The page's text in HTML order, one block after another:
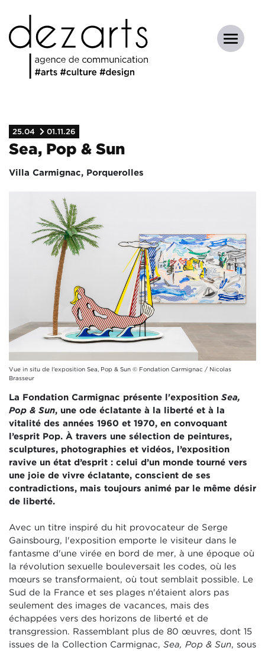
25.04 01.11.26
Sea, Pop & Sun
Villa Carmignac, Porquerolles
Vue in situ de l'exposition Sea, Pop & Sun © Fondation Carmignac / Nicolas
Brasseur
La Fondation Carmignac présente l'exposition Sea,
Pop & Sun, une ode éclatante à la liberté et à la
vitalité des années 1960 et 1970, en convoquant
l’esprit Pop. À travers une sélection de peintures,
sculptures, photographies et vidéos, l’exposition
ravive un état d’esprit : celui d’un monde tourné vers
une joie de vivre éclatante, conscient de ses
contradictions, mais toujours animé par le même désir
de liberté.
Avec un titre inspiré du hit provocateur de Serge
Gainsbourg, l'exposition emporte le visiteur dans le
fantasme d'une virée en bord de mer, à une époque où
la révolution sexuelle bouleversait les codes, où les
mœurs se transformaient, où tout semblait possible. Le
Sud de la France et ses plages n'étaient alors pas
seulement des images de vacances, mais des
échappées vers des horizons de liberté et de
transgression. Rassemblant plus de 80 œuvres, dont 15
issues de la Collection Carmignac, Sea, Pop & Sun, sous